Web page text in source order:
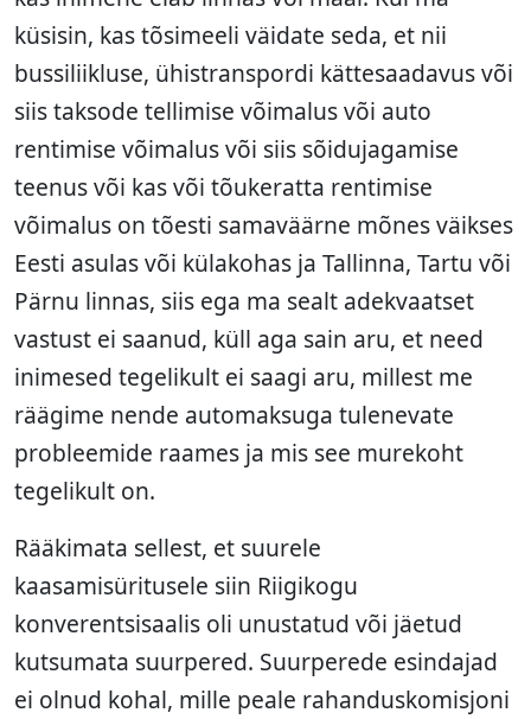
küsisin, kas tõsimeeli väidate seda, et nii
bussiliikluse, ühistranspordi kättesaadavus või
siis taksode tellimise võimalus või auto
rentimise võimalus või siis sõidujagamise
teenus või kas või tõukeratta rentimise
võimalus on tõesti samaväärne mõnes väikses
Eesti asulas või külakohas ja Tallinna, Tartu või
Pärnu linnas, siis ega ma sealt adekvaatset
vastust ei saanud, küll aga sain aru, et need
inimesed tegelikult ei saagi aru, millest me
räägime nende automaksuga tulenevate
probleemide raames ja mis see murekoht
tegelikult on.
Rääkimata sellest, et suurele
kaasamisüritusele siin Riigikogu
konverentsisaalis oli unustatud või jäetud
kutsumata suurpered. Suurperede esindajad
ei olnud kohal, mille peale rahanduskomisjoni